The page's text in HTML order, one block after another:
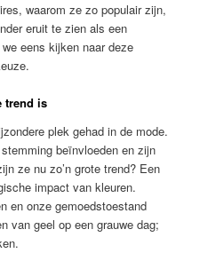
waarom ze zo populair zijn,
eruit te zien als een
eens kijken naar deze
trend is
plek gehad in de mode.
beïnvloeden en zijn
ze nu zo’n grote trend? Een
impact van kleuren.
en onze gemoedstoestand
van geel op een grauwe dag;